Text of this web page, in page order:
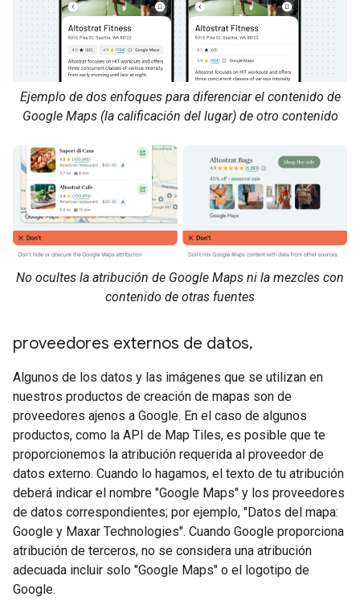
Ejemplo de dos enfoques para diferenciar el contenido de
Google Maps (la calificación del lugar) de otro contenido
No ocultes la atribución de Google Maps ni la mezcles con
contenido de otras fuentes
proveedores externos de datos,
Algunos de los datos y las imágenes que se utilizan en
nuestros productos de creación de mapas son de
proveedores ajenos a Google. En el caso de algunos
productos, como la API de Map Tiles, es posible que te
proporcionemos la atribución requerida al proveedor de
datos externo. Cuando lo hagamos, el texto de tu atribución
deberá indicar el nombre "Google Maps" y los proveedores
de datos correspondientes; por ejemplo, "Datos del mapa:
Google y Maxar Technologies". Cuando Google proporciona
atribución de terceros, no se considera una atribución
adecuada incluir solo "Google Maps" o el logotipo de
Google.